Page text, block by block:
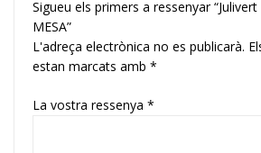
Sigueu els primers a ressenyar
MESA”
L'adreça electrònica no es publicarà.
estan marcats amb *
La vostra ressenya *